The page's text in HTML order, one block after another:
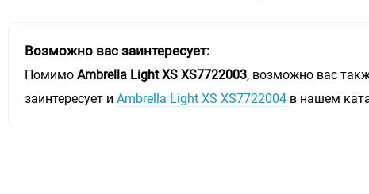
Возможно вас заинтересует:
Помимо Ambrella Light XS XS7722003, возможно вас
заинтересует и Ambrella Light XS XS7722004 в нашем